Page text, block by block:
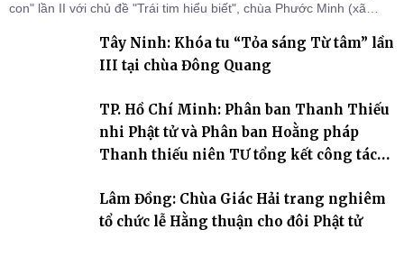
con" lần II với chủ đề "Trái tim hiểu biết", chùa Phước Minh (xã
cho hơn 60 tu sinh.Tây Ninh: Khóa tu “Tỏa sáng Từ tâm” lần
III tại chùa Đông Quang
TP. Hồ Chí Minh: Phân ban Thanh Thiếu
nhi Phật tử và Phân ban Hoằng pháp
Thanh thiếu niên TƯ tổng kết công tác
Lâm Đồng: Chùa Giác Hải trang nghiêm
tổ chức lễ Hằng thuận cho đôi Phật tử